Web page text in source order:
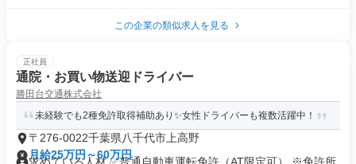
この企業の類似求人を見る
正社員
通院・お買い物送迎ドライバー
勝田台交通株式会社
未経験でも2種免許取得補助あり✨女性ドライバーも複数活躍中！
〒276-0022千葉県八千代市上高野
月給25万円～60万円